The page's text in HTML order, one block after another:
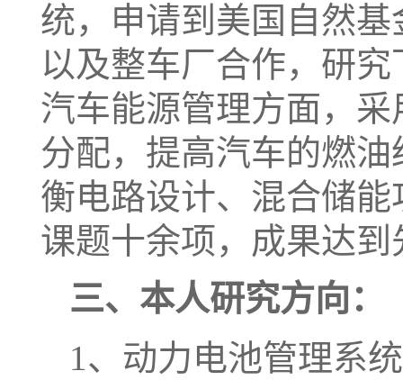
统，申请到美国自然
以及整车厂合作，研
汽车能源管理方面，
分配，提高汽车的燃
衡电路设计、混合储
课题十余项，成果达到
三、本人研究方向：
1、动力电池管理系